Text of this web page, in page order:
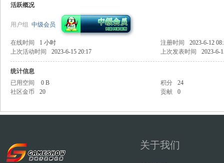
Sh
活跃概况
用户组 中级会员
在线时间 1 小时 注册时间
2023-6-12
上次活动时间
2023-6-15 20:17 上次发表时间 2023-6-
统计信息
已用空间
0 B 积分
24
社区金币
20 贡献 0
关于我们